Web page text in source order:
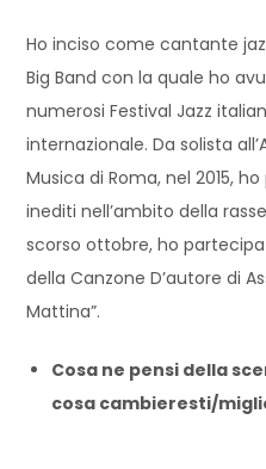
Ho inciso come cantante
Big Band con la quale ho
numerosi Festival Jazz
internazionale. Da solista
Musica di Roma, nel 2015,
inediti nell’ambito della
scorso ottobre, ho
della Canzone D’autore di
Mattina”.
Cosa ne pensi della
cosa cambieresti/